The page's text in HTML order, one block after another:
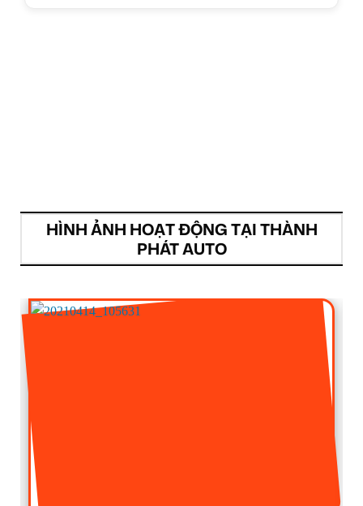
HÌNH ẢNH HOẠT ĐỘNG TẠI THÀNH
PHÁT AUTO